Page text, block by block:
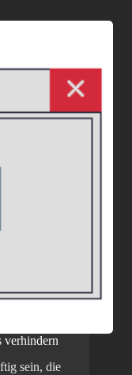
verhindern
sein, die